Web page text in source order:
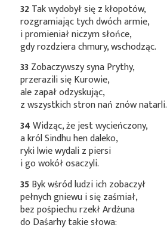
32Tak wydobył się z kłopotów,
rozgramiając tych dwóch armie,
i promieniał niczym słońce,
gdy rozdziera chmury, wschodząc.
33Zobaczywszy syna Prythy,
przerazili się Kurowie,
ale zapał odzyskując,
z wszystkich stron nań znów natarli.
34Widząc, że jest wycieńczony,
a król Sindhu hen daleko,
ryki lwie wydali z piersi
i go wokół osaczyli.
35Byk wśród ludzi ich zobaczył
pełnych gniewu i się zaśmiał,
bez pośpiechu rzekł Ardźuna
do Daśarhy takie słowa: